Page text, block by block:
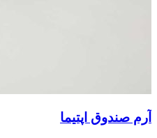
آرم صندوق اپتیما